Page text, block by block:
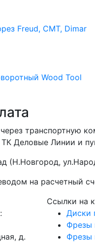
Freud, CMT, Dimar
Wood Tool
транспортную
Деловые Линии и
(Н.Новгород,
на расчетный
д.
Ссылки на
Диски
Фрезы
Фрезы